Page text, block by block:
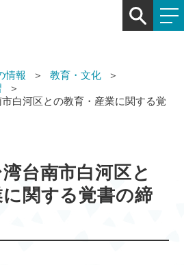
情報
教育・文化
白河区との教育・産業に関する覚
台南市白河区と
関する覚書の締